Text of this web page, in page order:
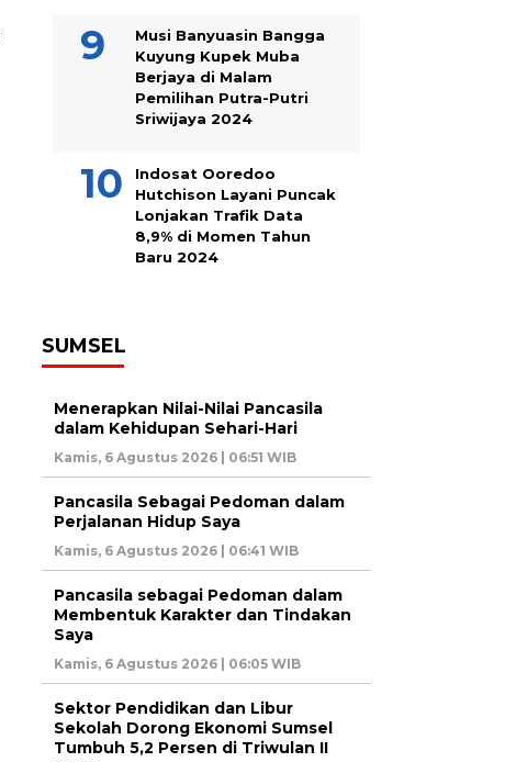
Musi Banyuasin Bangga
Kuyung Kupek Muba
Berjaya di Malam
Pemilihan Putra-Putri
Sriwijaya 2024
Indosat Ooredoo
Hutchison Layani Puncak
Lonjakan Trafik Data
8,9% di Momen Tahun
Baru 2024
SUMSEL
Menerapkan Nilai-Nilai Pancasila
dalam Kehidupan Sehari-Hari
Kamis, 6 Agustus 2026 | 06:51 WIB
Pancasila Sebagai Pedoman dalam
Perjalanan Hidup Saya
Kamis, 6 Agustus 2026 | 06:41 WIB
Pancasila sebagai Pedoman dalam
Membentuk Karakter dan Tindakan
Saya
Kamis, 6 Agustus 2026 | 06:05 WIB
Sektor Pendidikan dan Libur
Sekolah Dorong Ekonomi Sumsel
Tumbuh 5,2 Persen di Triwulan II